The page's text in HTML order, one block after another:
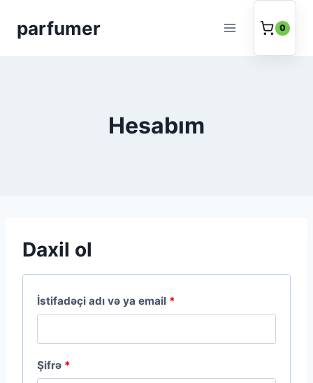
keçparfumer 0
Hesabım
Daxil ol
İstifadəçi adı və ya email *
l
Şifrə *